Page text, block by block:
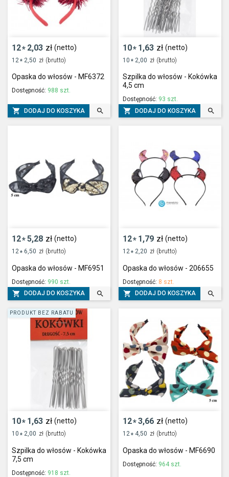
12* 2,03 zł (netto)
12 * 2,50 zł (brutto)
Opaska do włosów - MF6372
Dostępność: 988 szt.
 DODAJ DO KOSZYKA 
10* 1,63 zł (netto)
10 * 2,00 zł (brutto)
Szpilka do włosów - Kokówka
4,5 cm
Dostępność: 93 szt.
 DODAJ DO KOSZYKA 
12*5,28 zł (netto)
12 * 6,50 zł (brutto)
Opaska do włosów - MF6951
Dostępność: 990 szt.
 DODAJ DO KOSZYKA 
12* 1,79 zł (netto)
12 * 2,20 zł (brutto)
Opaska do włosów - 206655
Dostępność: 8 szt.
 DODAJ DO KOSZYKA 
10* 1,63 zł (netto)
10 * 2,00 zł (brutto)
Szpilka do włosów - Kokówka
7,5 cm
Dostępność: 918 szt.
PRODUKT BEZ RABATU
12*3,66 zł (netto)
12* 4,50 zł (brutto)
Opaska do włosów - MF6690
Dostępność: 964 szt.